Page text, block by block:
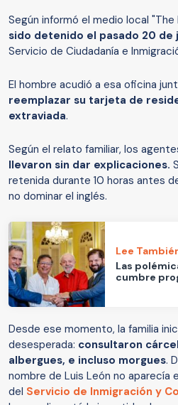
Según informó el medio local "The
sido detenido el pasado 20 de
Servicio de Ciudadanía e
El hombre acudió a esa oficina
reemplazar su tarjeta de
extraviada.
Según el relato familiar, los
llevaron sin dar explicaciones.
retenida durante 10 horas antes
no dominar el inglés.
Lee
Las
cumbre
Desde ese momento, la familia
desesperada: consultaron
albergues, e incluso morgues.
nombre de Luis León no aparecía
del Servicio de Inmigración y